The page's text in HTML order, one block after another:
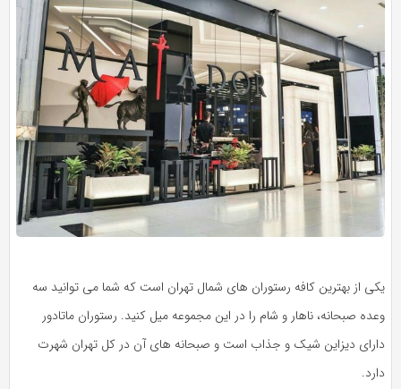
یکی از بهترین کافه رستوران های شمال تهران است که شما می توانید سه
وعده صبحانه، ناهار و شام را در این مجموعه میل کنید. رستوران ماتادور
دارای دیزاین شیک و جذاب است و صبحانه های آن در کل تهران شهرت
دارد.